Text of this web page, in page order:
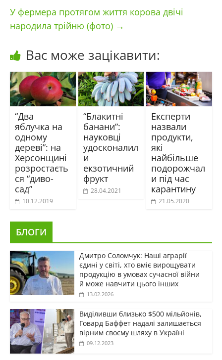
У фермера протягом життя корова двічі
народила трійню (фото) →
Вас може зацікавити:
“Два
яблучка на
одному
дереві”: на
Херсонщині
розростаєть
ся “диво-
сад”
10.12.2019
“Блакитні
банани”:
науковці
удосконалил
и
екзотичний
фрукт
28.04.2021
Експерти
назвали
продукти,
які
найбільше
подорожчал
и під час
карантину
21.05.2020
БЛОГИ
Дмитро Соломчук: Наші аграрії
єдині у світі, хто вміє вирощувати
продукцію в умовах сучасної війни
й може навчити цього інших
13.02.2026
Виділивши близько $500 мільйонів,
Говард Баффет надалі залишається
вірним своєму шляху в Україні
09.12.2023